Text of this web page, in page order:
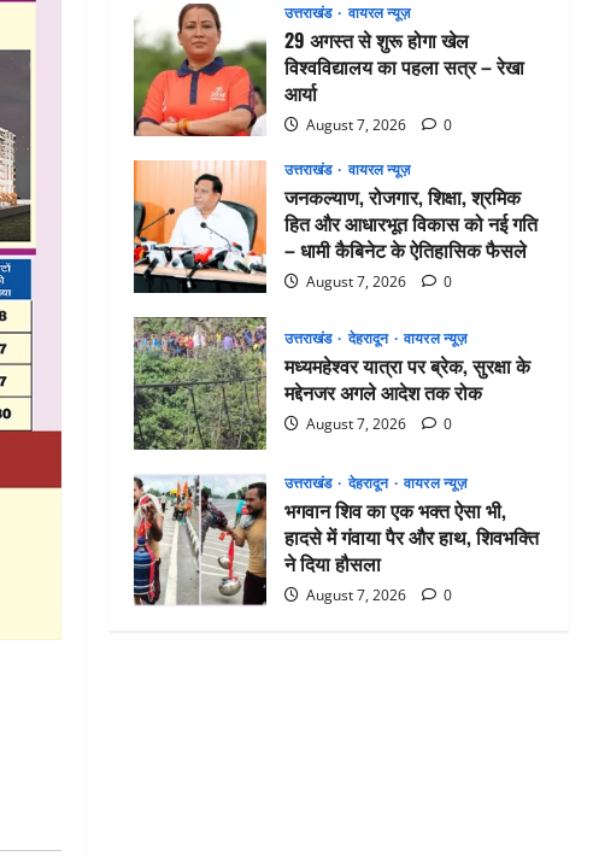
उत्तराखंड वायरल न्यूज़
29 अगस्त से शुरू होगा खेल
विश्वविद्यालय का पहला सत्र – रेखा
आर्या
August 7, 2026 0
उत्तराखंड वायरल न्यूज़
जनकल्याण, रोजगार, शिक्षा, श्रमिक
हित और आधारभूत विकास को नई गति
– धामी कैबिनेट के ऐतिहासिक फैसले
August 7, 2026 0
उत्तराखंड देहरादून वायरल न्यूज़
मध्यमहेश्वर यात्रा पर ब्रेक, सुरक्षा के
मद्देनजर अगले आदेश तक रोक
August 7, 2026 0
उत्तराखंड देहरादून वायरल न्यूज़
भगवान शिव का एक भक्त ऐसा भी,
हादसे में गंवाया पैर और हाथ, शिवभक्ति
ने दिया हौसला
August 7, 2026 0